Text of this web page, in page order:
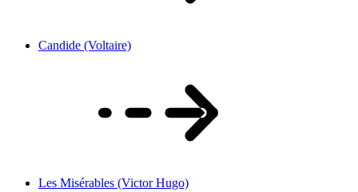
Candide (Voltaire)
Les Misérables (Victor Hugo)